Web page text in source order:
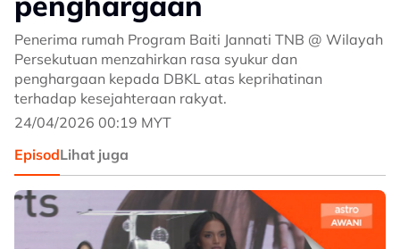
Penerima rumah Program Baiti Jannati TNB @ Wilayah
Persekutuan menzahirkan rasa syukur dan
penghargaan kepada DBKL atas keprihatinan
terhadap kesejahteraan rakyat.
24/04/2026 00:19 MYT
EpisodLihat juga